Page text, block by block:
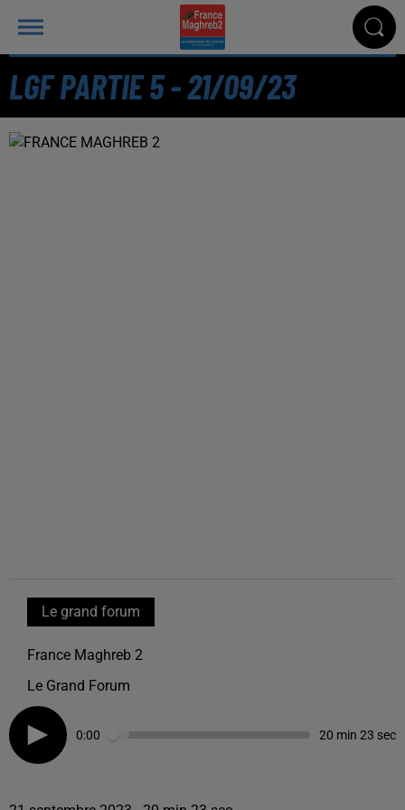
LGF PARTIE 5 - 21/09/23
Le grand forum
France Maghreb 2
Le Grand Forum
0:00 20 min 23 sec